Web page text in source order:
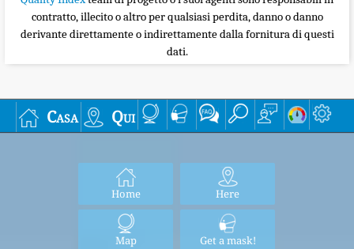
contratto, illecito o altro per qualsiasi perdita, danno o danno
derivante direttamente o indirettamente dalla fornitura di questi
dati.
Casa Qui
Home Here
Map Get a mask!